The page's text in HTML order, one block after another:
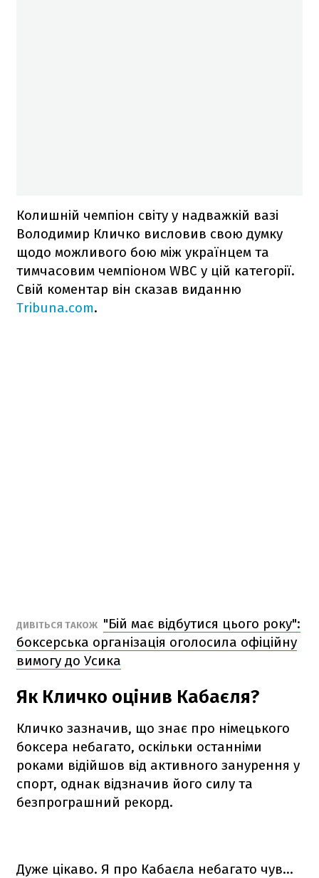
Колишній чемпіон світу у надважкій вазі
Володимир Кличко висловив свою думку
щодо можливого бою між українцем та
тимчасовим чемпіоном WBC у цій категорії.
Свій коментар він сказав виданню
Tribuna.com.
ДИВІТЬСЯ ТАКОЖ "Бій має відбутися цього року":
боксерська організація оголосила офіційну
вимогу до Усика
Як Кличко оцінив Кабаєля?
Кличко зазначив, що знає про німецького
боксера небагато, оскільки останніми
роками відійшов від активного занурення у
спорт, однак відзначив його силу та
безпрограшний рекорд.
Дуже цікаво. Я про Кабаєла небагато чув…